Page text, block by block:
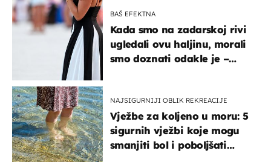
BAŠ EFEKTNA
Kada smo na zadarskoj rivi
ugledali ovu haljinu, morali
smo doznati odakle je –
NAJSIGURNIJI OBLIK REKREACIJE
Vježbe za koljeno u moru: 5
sigurnih vježbi koje mogu
smanjiti bol i poboljšati